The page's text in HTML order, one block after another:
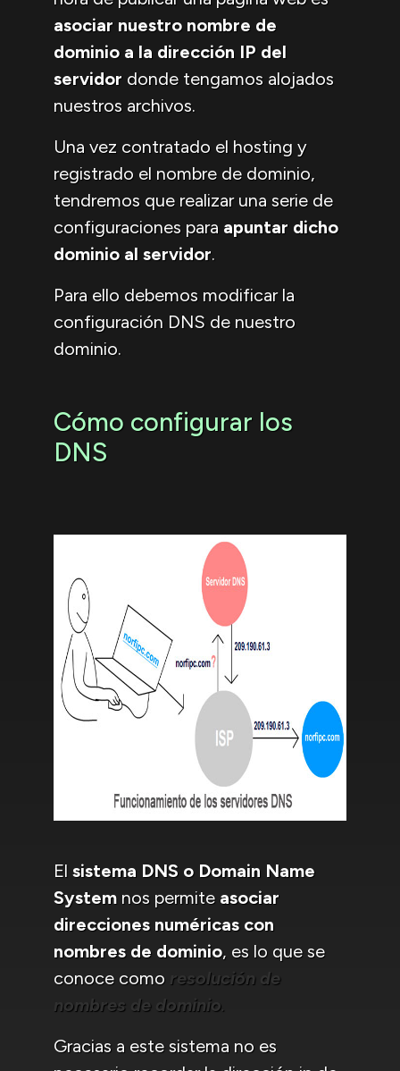
asociar nuestro nombre de
dominio a la dirección IP del
servidor donde tengamos alojados
nuestros archivos.
Una vez contratado el hosting y
registrado el nombre de dominio,
tendremos que realizar una serie de
configuraciones para apuntar dicho
dominio al servidor.
Para ello debemos modificar la
configuración DNS de nuestro
dominio.
Cómo configurar los
DNS
El sistema DNS o Domain Name
System nos permite asociar
direcciones numéricas con
nombres de dominio, es lo que se
conoce como resolución de
nombres de dominio
Gracias a este sistema no es